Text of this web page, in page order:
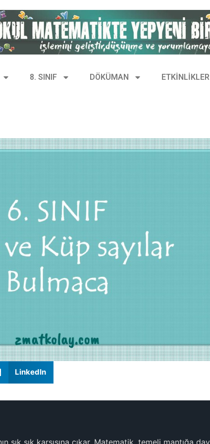
8. SINIF DÖKÜMAN ETKİNLİKLER
LinkedIn
sık karşısına çıkar. Matematik, temeli mantığa